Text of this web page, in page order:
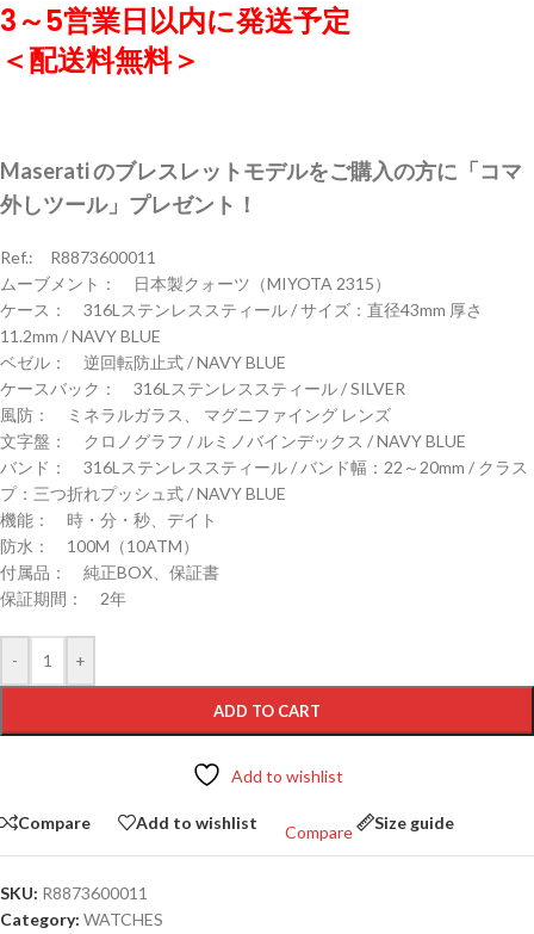
3～5営業日以内に発送予定
＜配送料無料＞
Maserati のブレスレットモデルをご購入の方に「コマ
外しツール」プレゼント！
Ref.: R8873600011
ムーブメント： 日本製クォーツ（MIYOTA 2315）
ケース： 316Lステンレススティール / サイズ：直径43mm 厚さ
11.2mm / NAVY BLUE
ベゼル： 逆回転防止式 / NAVY BLUE
ケースバック： 316Lステンレススティール / SILVER
風防： ミネラルガラス、 マグニファイング レンズ
文字盤： クロノグラフ / ルミノバインデックス / NAVY BLUE
バンド： 316Lステンレススティール / バンド幅：22～20mm / クラス
プ：三つ折れプッシュ式 / NAVY BLUE
機能： 時・分・秒、デイト
防水： 100M（10ATM）
付属品： 純正BOX、保証書
保証期間： 2年
- +
ADD TO CART
Add to wishlist
Compare Add to wishlist
Compare
Size guide
SKU: R8873600011
Category: WATCHES